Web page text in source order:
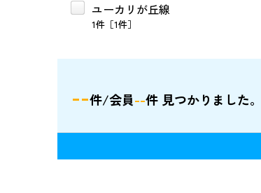
ユーカリが丘線
1件［1件］
--件/会員--件 見つかりました。